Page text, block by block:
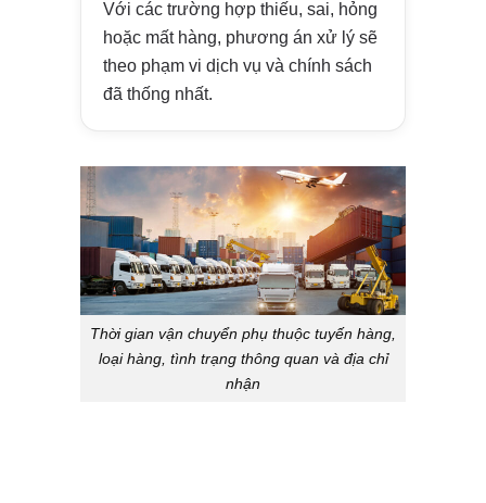
Với các trường hợp thiếu, sai, hỏng
hoặc mất hàng, phương án xử lý sẽ
theo phạm vi dịch vụ và chính sách
đã thống nhất.
Thời gian vận chuyển phụ thuộc tuyến hàng,
loại hàng, tình trạng thông quan và địa chỉ
nhận